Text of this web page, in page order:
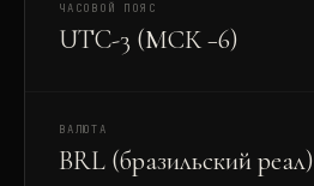
ЧАСОВОЙ ПОЯС
UTC-3 (МСК −6)
ВАЛЮТА
BRL (бразильский реал)